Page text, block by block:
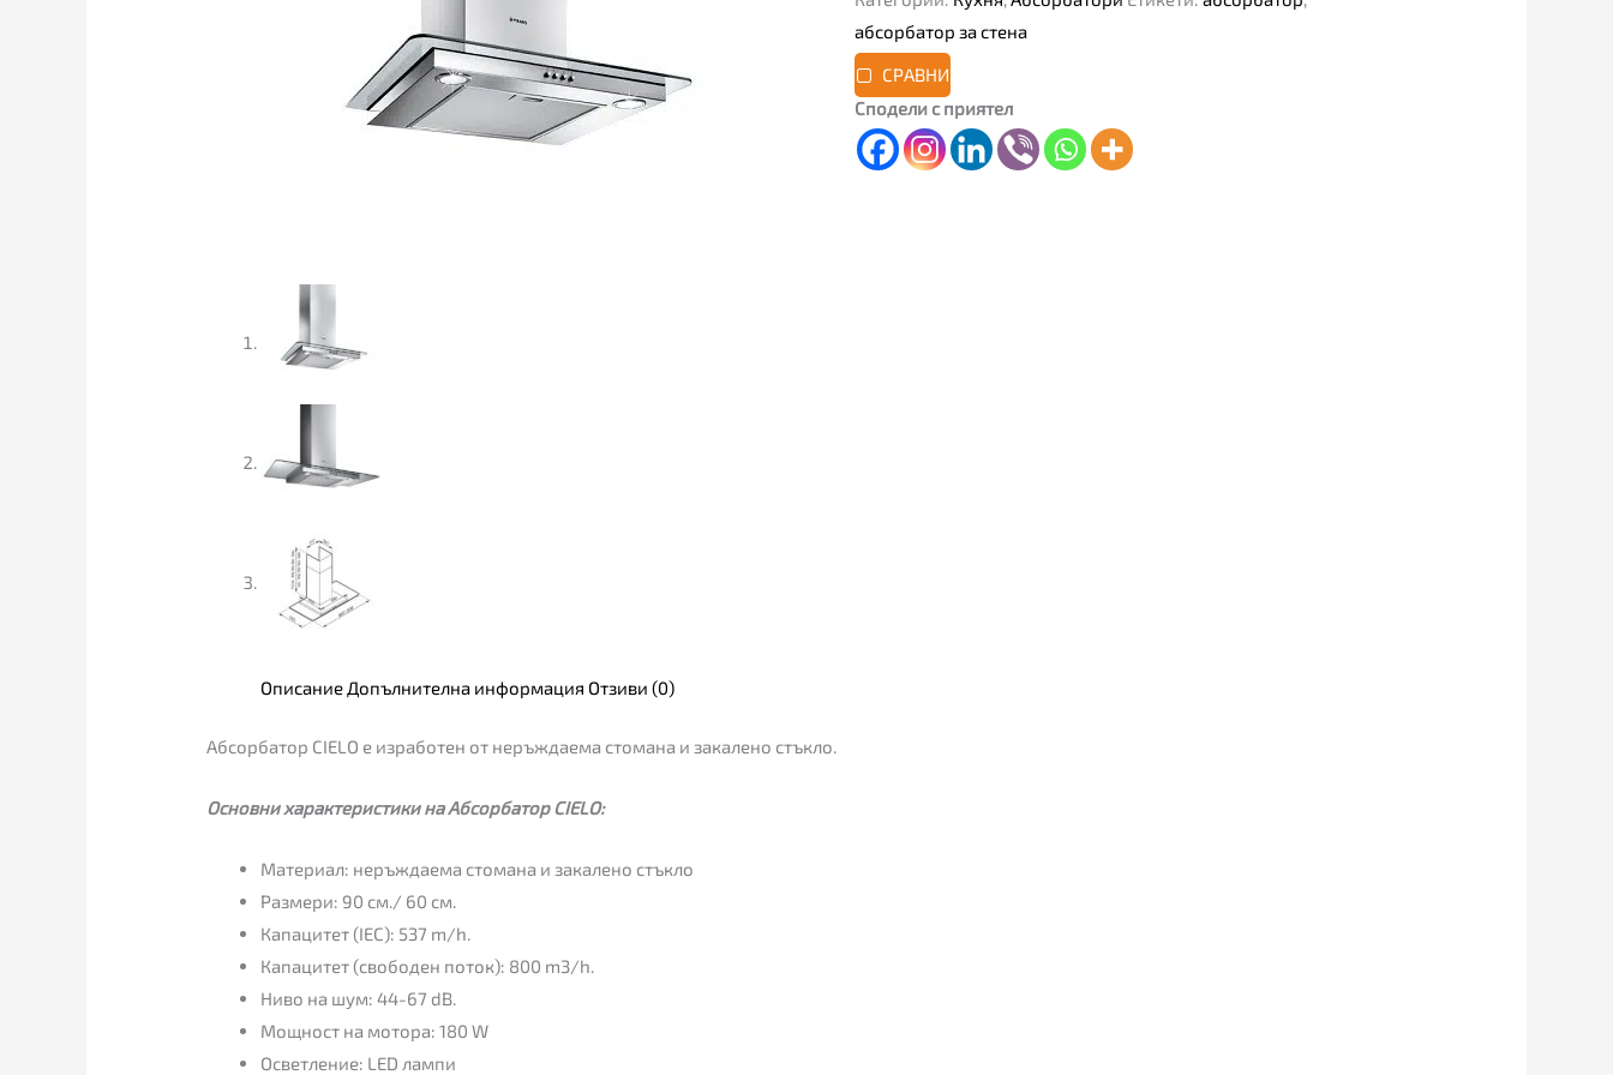
абсорбатор за стена
СРАВНИ
Сподели с приятел
Описание Допълнителна информация Отзиви (0)
Абсорбатор CIELO е изработен от неръждаема стомана и закалено стъкло.
Основни характеристики на Абсорбатор CIELO:
Материал: неръждаема стомана и закалено стъкло
Размери: 90 см./ 60 см.
Капацитет (IEC): 537 m/h.
Капацитет (свободен поток): 800 m3/h.
Ниво на шум: 44-67 dB.
Мощност на мотора: 180 W
Осветление: LED лампи